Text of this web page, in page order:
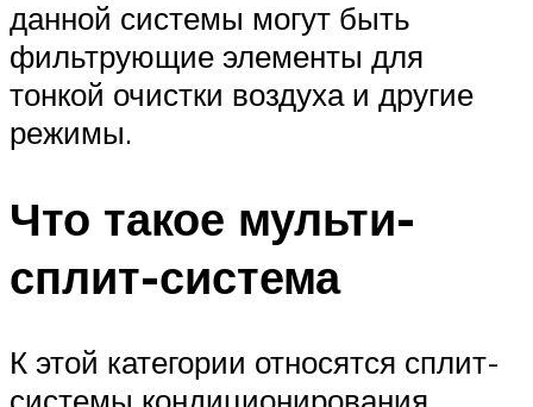
данной системы могут быть
фильтрующие элементы для
тонкой очистки воздуха и другие
режимы.
Что такое мульти-
сплит-система
К этой категории относятся сплит-